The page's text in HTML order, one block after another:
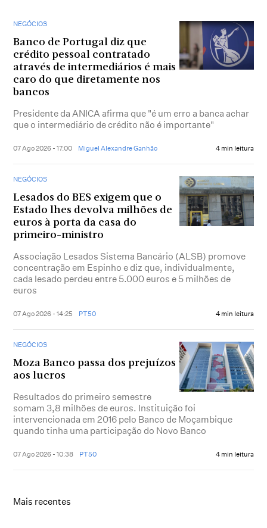
NEGÓCIOS
Banco de Portugal diz que
crédito pessoal contratado
através de intermediários é mais
caro do que diretamente nos
bancos
Presidente da ANICA afirma que "é um erro a banca achar
que o intermediário de crédito não é importante"
07 Ago 2026 - 17:00 Miguel Alexandre Ganhão 4 min leitura
NEGÓCIOS
Lesados do BES exigem que o
Estado lhes devolva milhões de
euros à porta da casa do
primeiro-ministro
Associação Lesados Sistema Bancário (ALSB) promove
concentração em Espinho e diz que, individualmente,
cada lesado perdeu entre 5.000 euros e 5 milhões de
euros
07 Ago 2026 - 14:25 PT50 4 min leitura
NEGÓCIOS
Moza Banco passa dos prejuízos
aos lucros
Resultados do primeiro semestre
somam 3,8 milhões de euros. Instituição foi
intervencionada em 2016 pelo Banco de Moçambique
quando tinha uma participação do Novo Banco
07 Ago 2026 - 10:38 PT50 4 min leitura
Mais recentes